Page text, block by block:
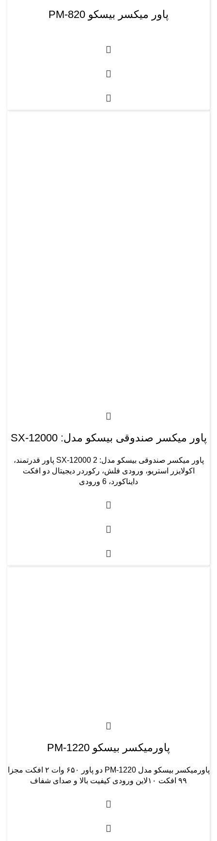
پاور میکسر بیسکو PM-820
پاور میکسر صندوقی بیسکو مدل: SX-12000
پاور میکسر صندوقی بیسکو مدل: SX-12000 2 پاور قدرتمند،
اکولایزر استریو، ورودی فلش، رکوردر دیجیتال دو افکت
دایناکورد، 6 ورودی
پاورمیکسر بیسکو PM-1220
پاورمیکسر بیسکو مدل PM-1220 دو پاور ۶۵۰ وات ۲ افکت مجزا
۹۹ افکت ۱۰لاین ورودی کیفیت بالا و صدای شفاف